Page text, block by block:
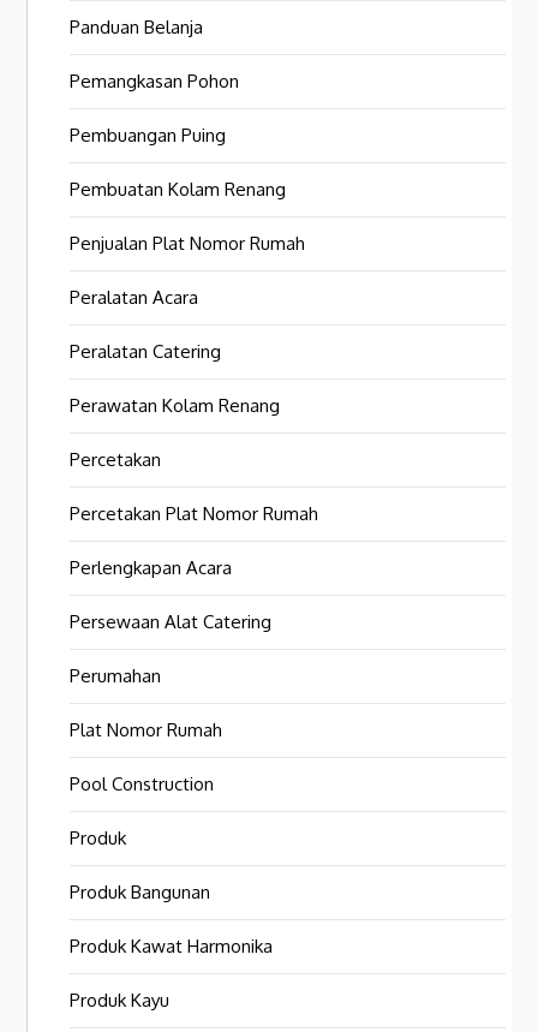
Panduan Belanja
Pemangkasan Pohon
Pembuangan Puing
Pembuatan Kolam Renang
Penjualan Plat Nomor Rumah
Peralatan Acara
Peralatan Catering
Perawatan Kolam Renang
Percetakan
Percetakan Plat Nomor Rumah
Perlengkapan Acara
Persewaan Alat Catering
Perumahan
Plat Nomor Rumah
Pool Construction
Produk
Produk Bangunan
Produk Kawat Harmonika
Produk Kayu